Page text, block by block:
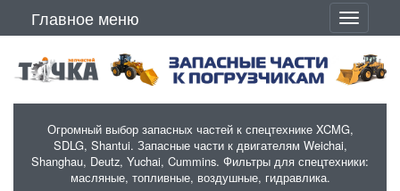
Главное меню
Toggle
Огромный выбор запасных частей к спецтехнике XCMG,
SDLG, Shantui. Запасные части к двигателям Weichai,
Shanghau, Deutz, Yuchai, Cummins. Фильтры для спецтехники:
масляные, топливные, воздушные, гидравлика.